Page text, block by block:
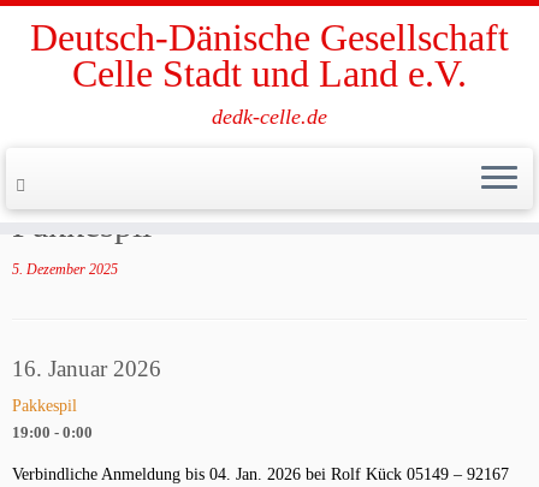
springen
Deutsch-Dänische Gesellschaft
Celle Stadt und Land e.V.
dedk-celle.de
Pakkespil
5. Dezember 2025
16. Januar 2026
Pakkespil
19:00 - 0:00
Verbindliche Anmeldung bis 04. Jan. 2026 bei Rolf Kück 05149 – 92167